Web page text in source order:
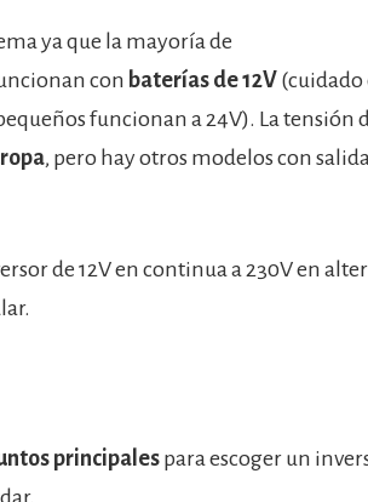
ya que la mayoría de
con baterías de 12V (cuidado
funcionan a 24V). La tensión
, pero hay otros modelos con salida
de 12V en continua a 230V en
principales para escoger un